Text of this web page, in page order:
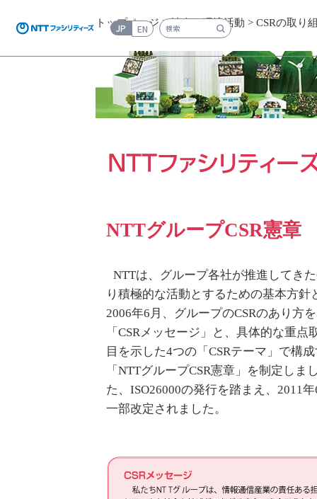
JP EN 検索キーワード入力
トップページ>社会・環境活動 > CSRの取り
NTTグループCSR憲章
NTTは、グループ各社が推進してき
り積極的な活動とするための基本方針
2006年6月、グループのCSRのあり方
「CSRメッセージ」と、具体的な重点
目を示した4つの「CSRテーマ」で構
「NTTグループCSR憲章」を制定しま
た、ISO26000の発行を踏まえ、2011
一部改定されました。